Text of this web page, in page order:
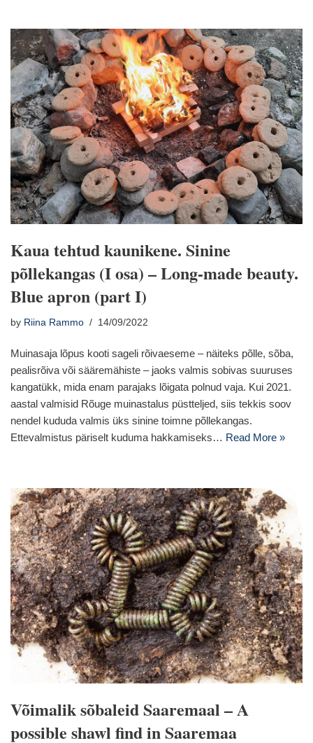
Kaua tehtud kaunikene. Sinine
põllekangas (I osa) – Long-made beauty.
Blue apron (part I)
by Riina Rammo 14/09/2022
Muinasaja lõpus kooti sageli rõivaeseme – näiteks põlle, sõba,
pealisrõiva või sääremähiste – jaoks valmis sobivas suuruses
kangatükk, mida enam parajaks lõigata polnud vaja. Kui 2021.
aastal valmisid Rõuge muinastalus püstteljed, siis tekkis soov
nendel kududa valmis üks sinine toimne põllekangas.
Ettevalmistus päriselt kuduma hakkamiseks… Read More »
Võimalik sõbaleid Saaremaal – A
possible shawl find in Saaremaa